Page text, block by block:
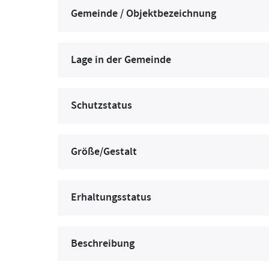
Gemeinde / Objektbezeichnung
Lage in der Gemeinde
Schutzstatus
Größe/Gestalt
Erhaltungsstatus
Beschreibung